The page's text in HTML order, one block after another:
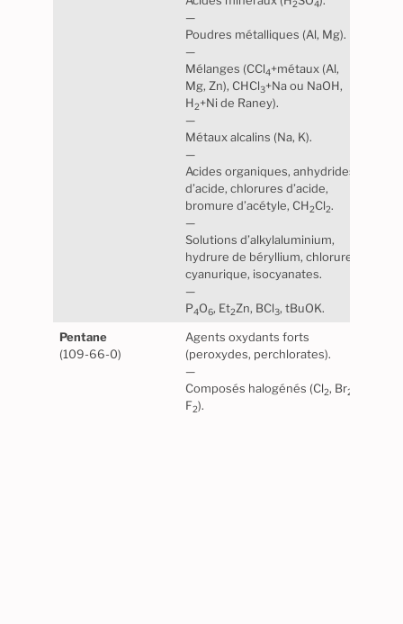
2 4
—
Poudres métalliques (Al, Mg).
—
Mélanges (CCl4+métaux (Al,
Mg, Zn), CHCl3+Na ou NaOH,
H2+Ni de Raney).
—
Métaux alcalins (Na, K).
—
Acides organiques, anhydrides
d’acide, chlorures d’acide,
bromure d’acétyle, CH2Cl2.
—
Solutions d’alkylaluminium,
hydrure de béryllium, chlorure
cyanurique, isocyanates.
—
P4O6, Et2Zn, BCl3, tBuOK.
Pentane
(109-66-0)
Agents oxydants forts
(peroxydes, perchlorates).
—
Composés halogénés (Cl2, Br2
F2).